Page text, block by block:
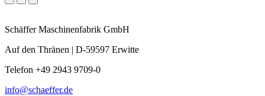
Schäffer Maschinenfabrik GmbH
Auf den Thränen | D-59597 Erwitte
Telefon +49 2943 9709-0
info@schaeffer.de